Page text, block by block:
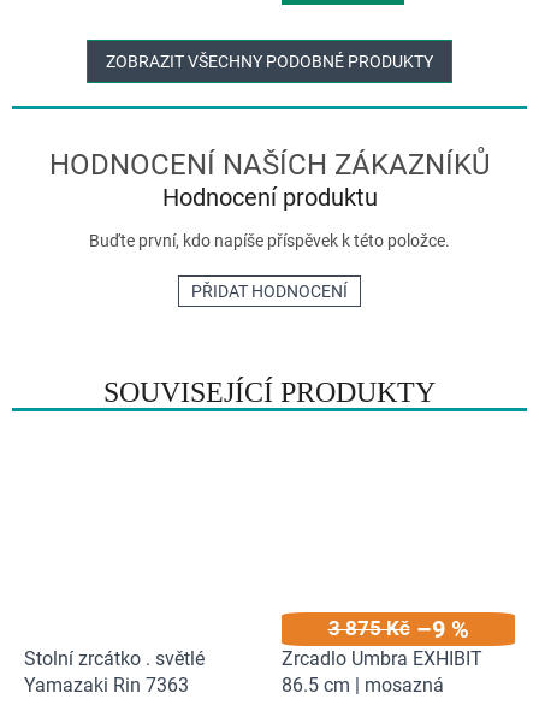
SOUVISEJÍCÍ PRODUKTY
Stolní zrcátko . světlé
Yamazaki Rin 7363
3 875 Kč –9 %
Zrcadlo Umbra EXHIBIT
86.5 cm | mosazná
hvězdiček.
ZOBRAZIT VŠECHNY PODOBNÉ PRODUKTY
Hodnocení produktu
Buďte první, kdo napíše příspěvek k této položce.
PŘIDAT HODNOCENÍ